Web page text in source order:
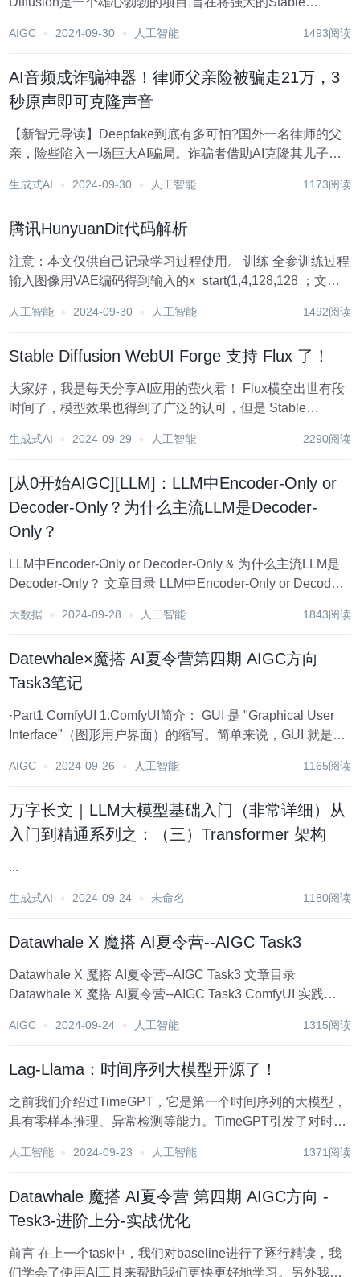
开发,目标是让St...
AIGC 2024-09-30 人工智能 1493阅读
AI音频成诈骗神器！律师父亲险被骗走21万，3
秒原声即可克隆声音
【新智元导读】Deepfake到底有多可怕?国外一名律师的父
亲，险些陷入一场巨大AI骗局。诈骗者借助AI克隆其儿子的
时，科学家们也在寻找破魔之道。 AI泛滥成灾的时代，真假
生成式AI 2024-09-30 人工智能 1173阅读
腾讯HunyuanDit代码解析
注意：本文仅供自己记录学习过程使用。 训练 全参训练过程
输入图像用VAE编码得到输入的x_start(1,4,128,128 ；文本
feature(1,256...
人工智能 2024-09-30 人工智能 1492阅读
Stable Diffusion WebUI Forge 支持 Flux 了！
大家好，我是每天分享AI应用的萤火君！ Flux横空出世有段
时间了，模型效果也得到了广泛的认可，但是 Stable
底层的处理机制，加之ComfyUI如火如荼，可能越南大佬的
生成式AI 2024-09-29 人工智能 2290阅读
[从0开始AIGC][LLM]：LLM中Encoder-Only or
Decoder-Only？为什么主流LLM是Decoder-
Only？
LLM中Encoder-Only or Decoder-Only & 为什么主流LLM是
Decoder-Only？ 文章目录 LLM中Encoder-Only or Decoder-
大数据 2024-09-28 人工智能 1843阅读
Datewhale×魔搭 AI夏令营第四期 AIGC方向
Task3笔记
·Part1 ComfyUI 1.ComfyUI简介： GUI 是 "Graphical User
Interface"（图形用户界面）的缩写。简单来说，GUI 就是你
ComfyUI 是GUI的一...
AIGC 2024-09-26 人工智能 1165阅读
万字长文｜LLM大模型基础入门（非常详细）从
入门到精通系列之：（三）Transformer 架构
...
生成式AI 2024-09-24 未命名 1180阅读
Datawhale X 魔搭 AI夏令营--AIGC Task3
Datawhale X 魔搭 AI夏令营–AIGC Task3 文章目录
Datawhale X 魔搭 AI夏令营--AIGC Task3 ComfyUI 实践
AIGC 2024-09-24 人工智能 1315阅读
Lag-Llama：时间序列大模型开源了！
之前我们介绍过TimeGPT，它是第一个时间序列的大模型，
具有零样本推理、异常检测等能力。TimeGPT引发了对时间
过API访问。 如今，终于出现一个用于时间序列预测的开源
人工智能 2024-09-23 人工智能 1371阅读
Datawhale 魔搭 AI夏令营 第四期 AIGC方向 -
Tesk3-进阶上分-实战优化
前言 在上一个task中，我们对baseline进行了逐行精读，我
们学会了使用AI工具来帮助我们更快更好地学习。另外我们